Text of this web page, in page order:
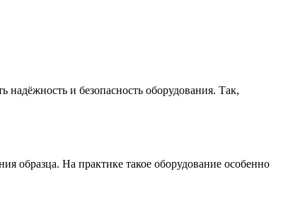
и безопасность оборудования. Так,
образца. На практике такое оборудование особенно